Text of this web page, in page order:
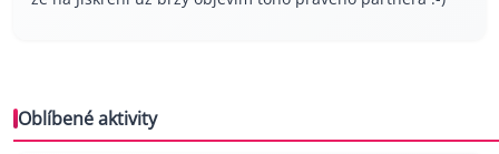
Oblíbené aktivity